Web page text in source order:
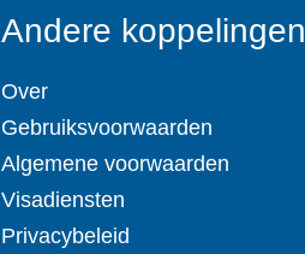
Andere koppelingen
Over
Gebruiksvoorwaarden
Algemene voorwaarden
Visadiensten
Privacybeleid